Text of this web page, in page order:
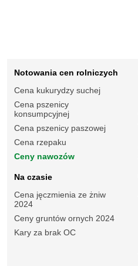
Notowania cen rolniczych
Cena kukurydzy suchej
Cena pszenicy
konsumpcyjnej
Cena pszenicy paszowej
Cena rzepaku
Ceny nawozów
Na czasie
Cena jęczmienia ze żniw
2024
Ceny gruntów ornych 2024
Kary za brak OC